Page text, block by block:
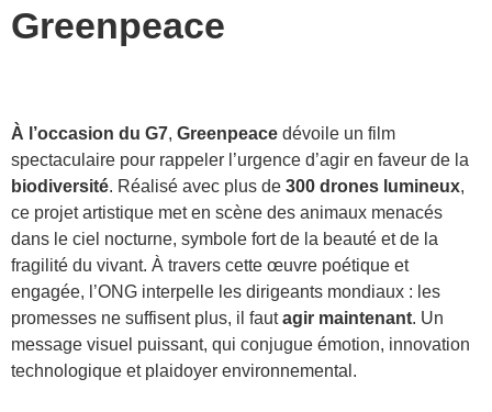
Greenpeace
À l’occasion du G7, Greenpeace dévoile un film
spectaculaire pour rappeler l’urgence d’agir en faveur de la
biodiversité. Réalisé avec plus de 300 drones lumineux,
ce projet artistique met en scène des animaux menacés
dans le ciel nocturne, symbole fort de la beauté et de la
fragilité du vivant. À travers cette œuvre poétique et
engagée, l’ONG interpelle les dirigeants mondiaux : les
promesses ne suffisent plus, il fautagir maintenant. Un
message visuel puissant, qui conjugue émotion, innovation
technologique et plaidoyer environnemental.